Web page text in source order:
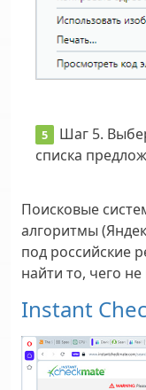
Шаг 5.
списка
Поисковые
алгоритмы
под российские
найти то, чего
Instant